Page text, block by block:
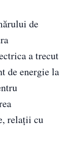
de
a trecut
de energie la
relații cu